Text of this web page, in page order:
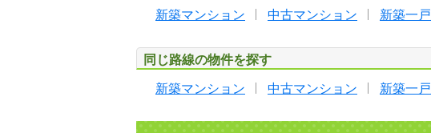
新築マンション 中古マンション 新築一
同じ路線の物件を探す
新築マンション 中古マンション 新築一